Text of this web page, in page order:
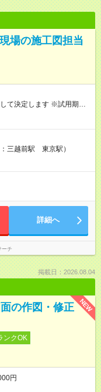
場の施工図担当
て決定します ※試用期間は
期間】試用
形態、給与は本採用時と
三越前駅 東京駅）
詳細へ
ーチ
掲載日：2026.08.04
NEW
の作図・修正
ンクOK
円